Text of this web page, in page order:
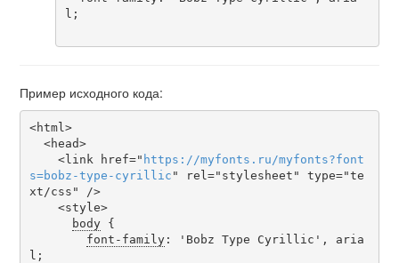
l;
Пример исходного кода:
<html>
    <link href="
https ://myfonts . ru /myfonts?font
s=bobz-type-cyrillic " rel="stylesheet" type="te
xt/css" />
body {
font-family: 'Bobz Type Cyrillic', aria
l;